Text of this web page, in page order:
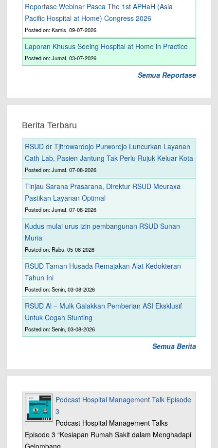
Reportase Webinar Pasca The 1st APHaH (Asia
Pacific Hospital at Home) Congress 2026
Posted on: Kamis, 09-07-2026
Laporan Khusus Seeing Hospital at Home in Practice
Posted on: Jumat, 03-07-2026
Semua Reportase
Berita Terbaru
RSUD dr Tjitrowardojo Purworejo Luncurkan Layanan
Cath Lab, Pasien Jantung Tak Perlu Rujuk Keluar Kota
Posted on: Jumat, 07-08-2026
Tinjau Sarana Prasarana, Direktur RSUD Meuraxa
Pastikan Layanan Optimal
Posted on: Jumat, 07-08-2026
Kudus mulai urus izin pembangunan RSUD Sunan
Muria
Posted on: Rabu, 05-08-2026
RSUD Taman Husada Remajakan Alat Kedokteran
Tahun Ini
Posted on: Senin, 03-08-2026
RSUD Al – Mulk Galakkan Pemberian ASI Eksklusif
Untuk Cegah Stunting
Posted on: Senin, 03-08-2026
Semua Berita
Podcast Hospital Management Talk Episode
3
Podcast Hospital Management Talks
Episode 3 “Kesiapan Rumah Sakit dalam Menghadapi